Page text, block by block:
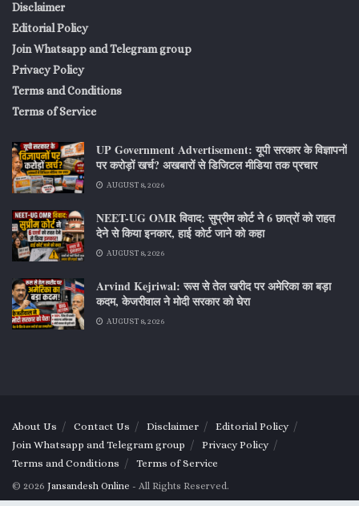
Disclaimer
Editorial Policy
Join Whatsapp and Telegram group
Privacy Policy
Terms and Conditions
Terms of Service
UP Government Advertisement: यूपी सरकार के विज्ञापनों
पर करोड़ों खर्च? अखबारों से डिजिटल मीडिया तक प्रचार
AUGUST 8, 2026
NEET-UG OMR विवाद: सुप्रीम कोर्ट ने 6 छात्रों को राहत
देने से किया इनकार, हाई कोर्ट जाने को कहा
AUGUST 8, 2026
Arvind Kejriwal: रूस से तेल खरीद पर अमेरिका का बड़ा
कदम, केजरीवाल ने मोदी सरकार को घेरा
AUGUST 8, 2026
About Us Contact Us Disclaimer
Editorial Policy
Join Whatsapp and Telegram group
Privacy Policy
Terms and Conditions
Terms of Service
© 2026 Jansandesh Online - All Rights Reserved.